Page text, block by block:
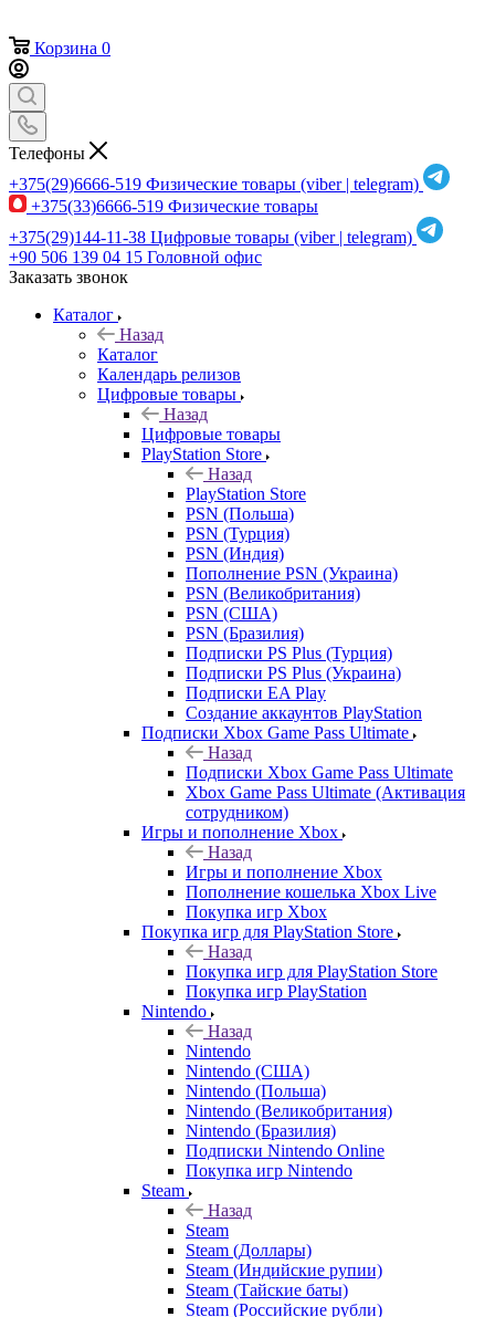
Корзина 0
Телефоны
+375(29)6666-519 Физические товары (viber | telegram)
+375(33)6666-519 Физические товары
+375(29)144-11-38 Цифровые товары (viber | telegram)
+90 506 139 04 15 Головной офис
Заказать звонок
Каталог
Назад
Каталог
Календарь релизов
Цифровые товары
Назад
Цифровые товары
PlayStation Store
Назад
PlayStation Store
PSN (Польша)
PSN (Турция)
PSN (Индия)
Пополнение PSN (Украина)
PSN (Великобритания)
PSN (США)
PSN (Бразилия)
Подписки PS Plus (Турция)
Подписки PS Plus (Украина)
Подписки EA Play
Создание аккаунтов PlayStation
Подписки Xbox Game Pass Ultimate
Назад
Подписки Xbox Game Pass Ultimate
Xbox Game Pass Ultimate (Активация
сотрудником)
Игры и пополнение Xbox
Назад
Игры и пополнение Xbox
Пополнение кошелька Xbox Live
Покупка игр Xbox
Покупка игр для PlayStation Store
Назад
Покупка игр для PlayStation Store
Покупка игр PlayStation
Nintendo
Назад
Nintendo
Nintendo (США)
Nintendo (Польша)
Nintendo (Великобритания)
Nintendo (Бразилия)
Подписки Nintendo Online
Покупка игр Nintendo
Steam
Назад
Steam
Steam (Доллары)
Steam (Индийские рупии)
Steam (Тайские баты)
Steam (Российские рубли)